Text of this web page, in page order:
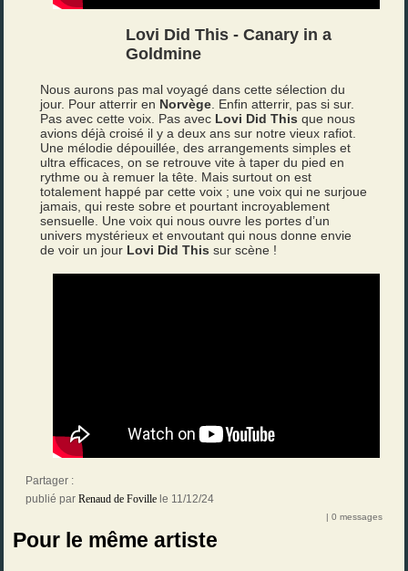
Lovi Did This - Canary in a
Goldmine
Nous aurons pas mal voyagé dans cette sélection du
jour. Pour atterrir en Norvège . Enfin atterrir, pas si sur.
Pas avec cette voix. Pas avec Lovi Did This que nous
avions déjà croisé il y a deux ans sur notre vieux rafiot.
Une mélodie dépouillée, des arrangements simples et
ultra efficaces, on se retrouve vite à taper du pied en
rythme ou à remuer la tête. Mais surtout on est
totalement happé par cette voix ; une voix qui ne surjoue
jamais, qui reste sobre et pourtant incroyablement
sensuelle. Une voix qui nous ouvre les portes d’un
univers mystérieux et envoutant qui nous donne envie
de voir un jour Lovi Did This sur scène !
Partager :
publié par Renaud de Foville le 11/12/24
| 0 messages
Pour le même artiste